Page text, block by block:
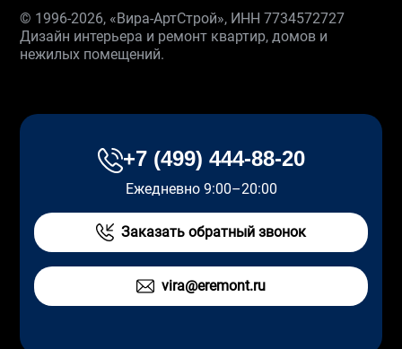
© 1996-2026, «Вира-АртСтрой», ИНН 7734572727
Дизайн интерьера и ремонт квартир, домов и
нежилых помещений.
+7 (499) 444-88-20
Ежедневно 9:00–20:00
Заказать обратный звонок
vira@eremont.ru